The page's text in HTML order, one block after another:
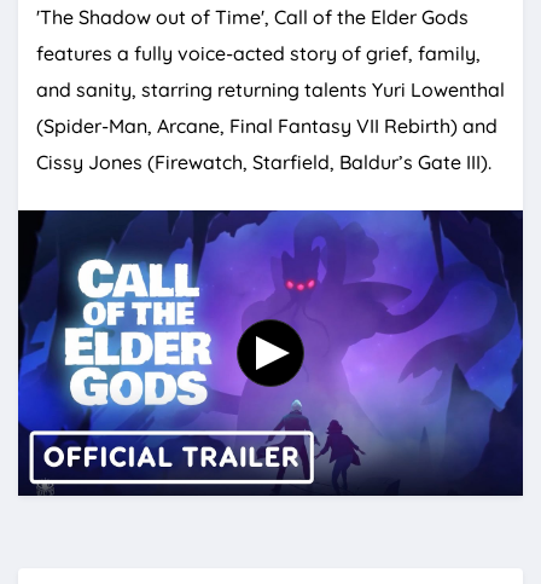
'The Shadow out of Time', Call of the Elder Gods
features a fully voice-acted story of grief, family,
and sanity, starring returning talents Yuri Lowenthal
(Spider-Man, Arcane, Final Fantasy VII Rebirth) and
Cissy Jones (Firewatch, Starfield, Baldur’s Gate III).